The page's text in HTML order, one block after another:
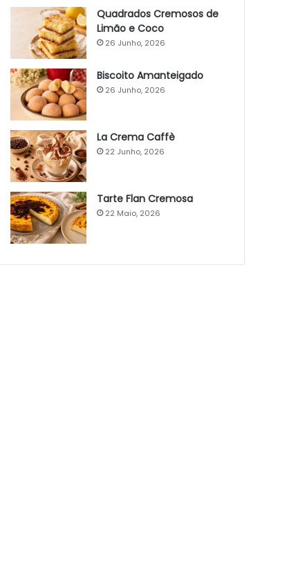
Quadrados Cremosos de
Limão e Coco
26 Junho, 2026
Biscoito Amanteigado
26 Junho, 2026
La Crema Caffè
22 Junho, 2026
Tarte Flan Cremosa
22 Maio, 2026